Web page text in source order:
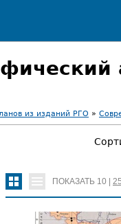
из изданий РГО »
ПОКАЗАТЬ 10